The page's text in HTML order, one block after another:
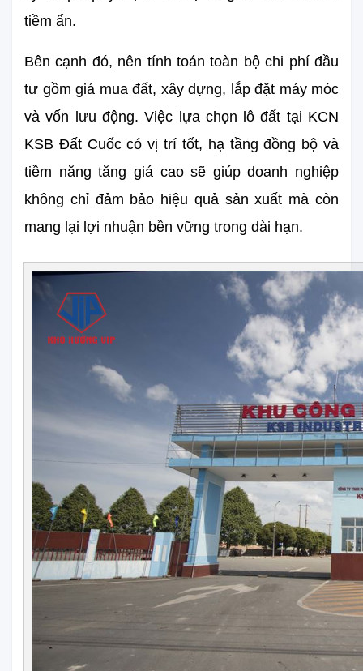
tiềm ẩn.
Bên cạnh đó, nên tính toán toàn bộ chi phí đầu
tư gồm giá mua đất, xây dựng, lắp đặt máy móc
và vốn lưu động. Việc lựa chọn lô đất tại KCN
KSB Đất Cuốc có vị trí tốt, hạ tầng đồng bộ và
tiềm năng tăng giá cao sẽ giúp doanh nghiệp
không chỉ đảm bảo hiệu quả sản xuất mà còn
mang lại lợi nhuận bền vững trong dài hạn.